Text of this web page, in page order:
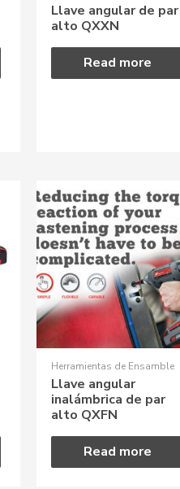
Llave angular de par
alto QXXN
Read more
Herramientas de Ensamble
Llave angular
inalámbrica de par
alto QXFN
Read more